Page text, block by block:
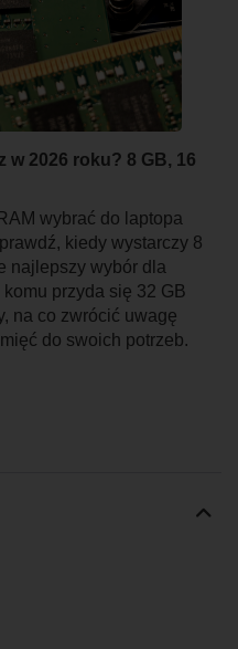
w 2026 roku? 8 GB, 16
wybrać do laptopa
kiedy wystarczy 8
najlepszy wybór dla
przyda się 32 GB
na co zwrócić uwagę
do swoich potrzeb.